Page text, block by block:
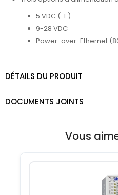
5 VDC (-E)
9-28 VDC
Power-over-Ethernet
DÉTAILS DU PRODUIT
DOCUMENTS JOINTS
Vous